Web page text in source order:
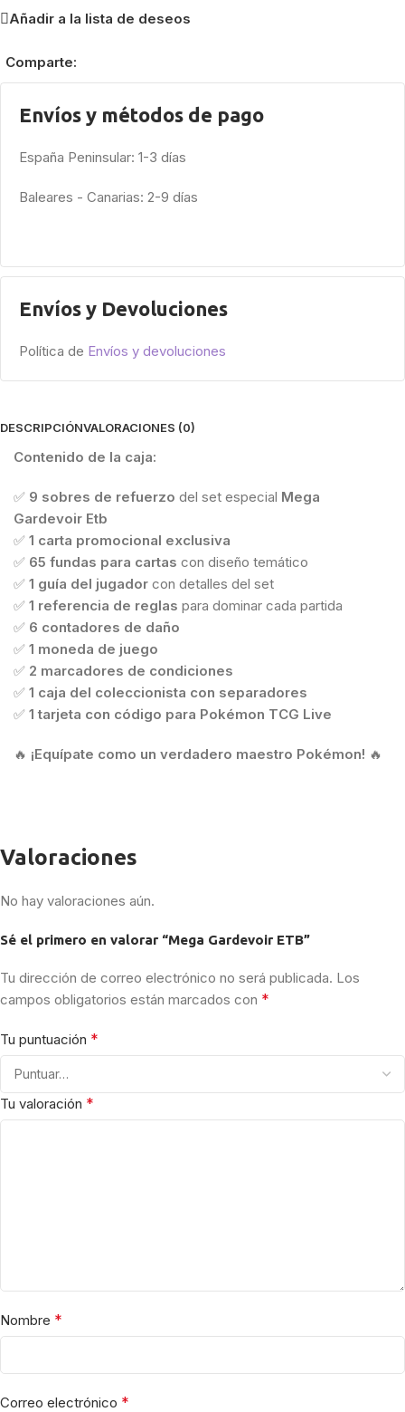
Añadir a la lista de deseos
Comparte:
Envíos y métodos de pago
España Peninsular: 1-3 días
Baleares - Canarias: 2-9 días
Envíos y Devoluciones
Política de Envíos y devoluciones
DESCRIPCIÓNVALORACIONES (0)
Contenido de la caja:
✅ 9 sobres de refuerzo del set especial Mega
Gardevoir Etb
✅ 1 carta promocional exclusiva
✅ 65 fundas para cartas con diseño temático
✅ 1 guía del jugador con detalles del set
✅ 1 referencia de reglas para dominar cada partida
✅ 6 contadores de daño
✅ 1 moneda de juego
✅ 2 marcadores de condiciones
✅ 1 caja del coleccionista con separadores
✅ 1 tarjeta con código para Pokémon TCG Live
🔥 ¡Equípate como un verdadero maestro Pokémon! 🔥
Valoraciones
No hay valoraciones aún.
Sé el primero en valorar “Mega Gardevoir ETB”
Tu dirección de correo electrónico no será publicada. Los
campos obligatorios están marcados con *
Tu puntuación *
Tu valoración *
Nombre *
Correo electrónico *